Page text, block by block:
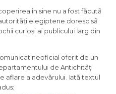
în sine nu a fost fãcutã
egiptene doresc sã
curioși ai publicului larg din
neoficial oferit de un
de Antichitãți
aflare a adevãrului. Iatã textul